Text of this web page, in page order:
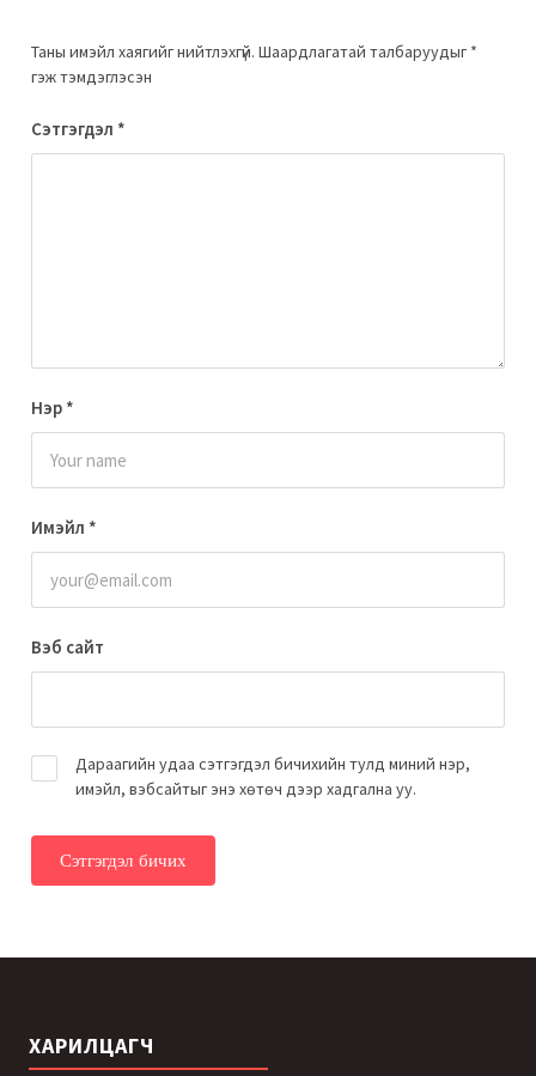
Таны имэйл хаягийг нийтлэхгүй. Шаардлагатай талбаруудыг *
гэж тэмдэглэсэн
Сэтгэгдэл *
Нэр *
Имэйл *
Вэб сайт
Дараагийн удаа сэтгэгдэл бичихийн тулд миний нэр,
имэйл, вэбсайтыг энэ хөтөч дээр хадгална уу.
ХАРИЛЦАГЧ